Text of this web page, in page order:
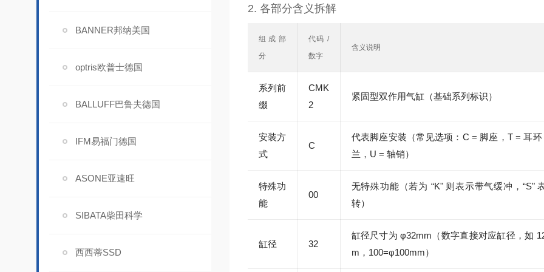
BANNER邦纳美国
optris欧普士德国
BALLUFF巴鲁夫德国
IFM易福门德国
ASONE亚速旺
SIBATA柴田科学
西西蒂SSD
2. 各部分含义拆解
组成部
分
代码 /
数字
含义说明
系列前
缀
CMK
2
紧固型双作用气缸（基础系列标识）
安装方
式
C
代表脚座安装（常见选项：C = 脚座，T = 耳环
兰，U = 轴销）
特殊功
能
00
无特殊功能（若为 “K" 则表示带气缓冲，“S"
转）
缸径 32
缸径尺寸为 φ32mm（数字直接对应缸径，如
m，100=φ100mm）